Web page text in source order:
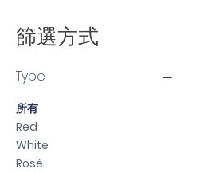
篩選方式
Type
所有
Red
White
Rosé